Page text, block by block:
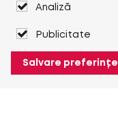
Analiză
Publicitate
Salvare preferințe